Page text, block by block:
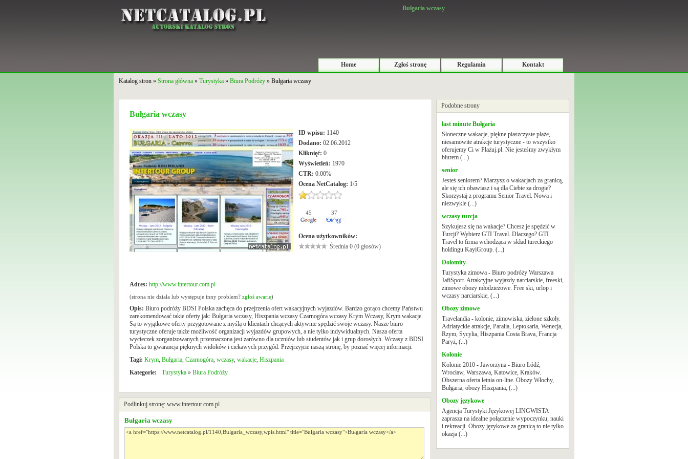
Bułgaria wczasy
Home Zgłoś stronę Regulamin Kontakt
Katalog stron » Strona główna » Turystyka » Biura Podróży » Bułgaria wczasy
Bułgaria wczasy
ID wpisu: 1140
Dodano: 02.06.2012
Kliknięć: 0
Wyświetleń: 1970
CTR: 0.00%
Ocena NetCatalog: 1/5
45 37
Ocena użytkowników:
Średnia 0 (0 głosów)
Adres: http://www.intertour.com.pl
(strona nie działa lub występuje inny problem? zgłoś awarię)
Opis: Biuro podróży BDSI Polska zachęca do przejrzenia ofert wakacyjnych wyjazdów. Bardzo gorąco chcemy Państwu
zarekomendować takie oferty jak: Bułgaria wczasy, Hiszpania wczasy Czarnogóra wczasy Krym Wczasy, Krym wakacje.
Są to wyjątkowe oferty przygotowane z myślą o klientach chcących aktywnie spędzić swoje wczasy. Nasze biuro
turystyczne oferuje także możliwość organizacji wyjazdów grupowych, a nie tylko indywidualnych. Nasza oferta
wycieczek zorganizowanych przeznaczona jest zarówno dla uczniów lub studentów jak i grup dorosłych. Wczasy z BDSI
Polska to gwarancja pięknych widoków i ciekawych przygód. Przejrzyjcie naszą stronę, by poznać więcej informacji.
Tagi: Krym, Bułgaria, Czarnogóra, wczasy, wakacje, Hiszpania
Kategorie:
Turystyka » Biura Podróży
Podlinkuj stronę: www.intertour.com.pl
Bułgaria wczasy
Podobne strony
last minute Bułgaria
Słoneczne wakacje, piękne piaszczyste plaże,
niesamowite atrakcje turystyczne - to wszystko
oferujemy Ci w Plażuj.pl. Nie jesteśmy zwykłym
biurem (...)
senior
Jesteś seniorem? Marzysz o wakacjach za granicą,
ale się ich obawiasz i są dla Ciebie za drogie?
Skorzystaj z programu Senior Travel. Nowa i
niezwykle (...)
wczasy turcja
Szykujesz się na wakacje? Chcesz je spędzić w
Turcji? Wybierz GTI Travel. Dlaczego? GTI
Travel to firma wchodząca w skład tureckiego
holdingu KayiGroup. (...)
Dolomity
Turystyka zimowa - Biuro podróży Warszawa
JafiSport. Atrakcyjne wyjazdy narciarskie, freeski,
zimowe obozy młodzieżowe. Free ski, urlop i
wczasy narciarskie, (...)
Obozy zimowe
Travelandia - kolonie, zimowiska, zielone szkoły.
Adriatyckie atrakcje, Paralia, Leptokaria, Wenecja,
Rzym, Sycylia, Hiszpania Costa Brava, Francja
Paryż, (...)
Kolonie
Kolonie 2010 - Jaworzyna - Biuro Łódź,
Wrocław, Warszawa, Katowice, Kraków.
Obszerna oferta letnia on-line. Obozy Włochy,
Bułgaria, obozy Hiszpania, (...)
Obozy językowe
Agencja Turystyki Językowej LINGWISTA
zaprasza na idealne połączenie wypoczynku, nauki
i rekreacji. Obozy językowe za granicą to nie tylko
okazja (...)